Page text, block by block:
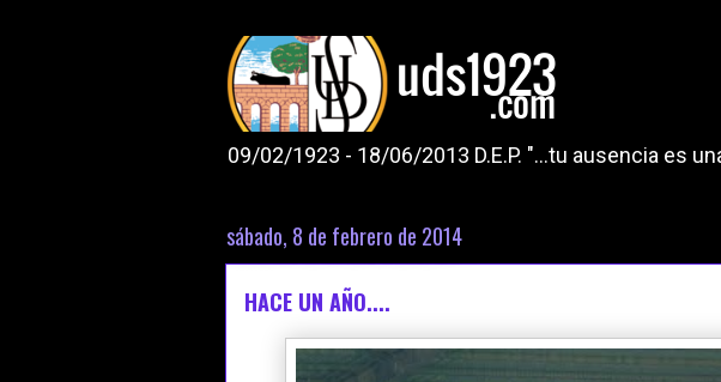
09/02/1923 - 18/06/2013 D.E.P. "...tu ausencia es
sábado, 8 de febrero de 2014
HACE UN AÑO....